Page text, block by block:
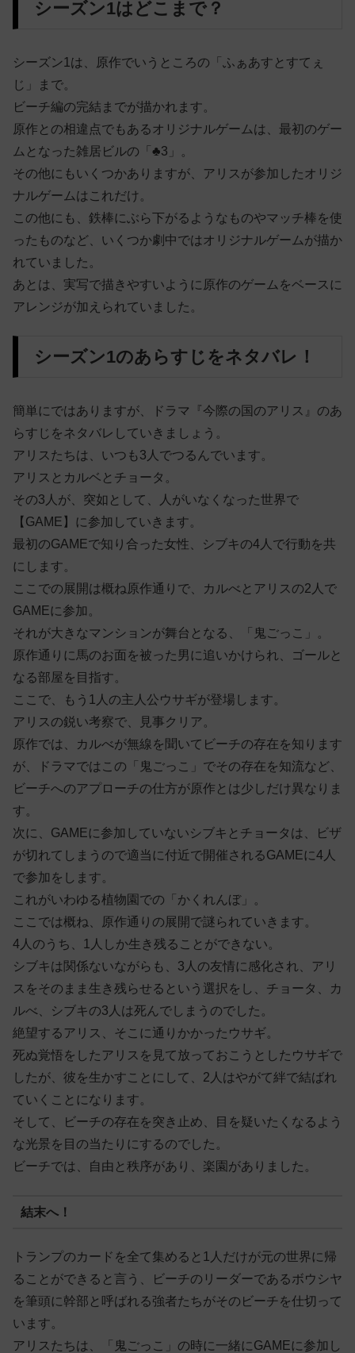
シーズン1はどこまで？
シーズン1は、原作でいうところの 「ふぁあすとすてぇ
じ」まで。
ビーチ編の完結までが描かれます。
原作との相違点でもあるオリジナルゲームは、最初のゲー
ムとなった雑居ビルの「 ♣3」。
その他にもいくつかありますが、アリスが参加したオリジ
ナルゲームはこれだけ。
この他にも、鉄棒にぶら下がるようなものやマッチ棒を使
ったものなど、いくつか劇中ではオリジナルゲームが描か
れていました。
あとは、実写で描きやすいように原作のゲームをベースに
アレンジが加えられていました。
シーズン1のあらすじをネタバレ！
簡単にではありますが、ドラマ『今際の国のアリス』のあ
らすじをネタバレしていきましょう。
アリスたちは、いつも3人でつるんでいます。
アリスとカルベとチョータ。
その3人が、突如として、人がいなくなった世界で
【GAME】に参加していきます。
最初のGAMEで知り合った女性、シブキの4人で行動を共
にします。
ここでの展開は概ね原作通りで、カルべとアリスの2人で
GAMEに参加。
それが大きなマンションが舞台となる、「鬼ごっこ」。
原作通りに馬のお面を被った男に追いかけられ、ゴールと
なる部屋を目指す。
ここで、もう1人の主人公ウサギが登場します。
アリスの鋭い考察で、見事クリア。
原作では、カルべが無線を聞いてビーチの存在を知ります
が、ドラマではこの「鬼ごっこ」でその存在を知流など、
ビーチへのアプローチの仕方が原作とは少しだけ異なりま
す。
次に、GAMEに参加していないシブキとチョータは、ビザ
が切れてしまうので適当に付近で開催されるGAMEに4人
で参加をします。
これがいわゆる植物園での「かくれんぼ」。
ここでは概ね、原作通りの展開で謎られていきます。
4人のうち、1人しか生き残ることができない。
シブキは関係ないながらも、3人の友情に感化され、アリ
スをそのまま生き残らせるという選択をし、チョータ、カ
ルべ、シブキの3人は死んでしまうのでした。
絶望するアリス、そこに通りかかったウサギ。
死ぬ覚悟をしたアリスを見て放っておこうとしたウサギで
したが、彼を生かすことにして、2人はやがて絆で結ばれ
ていくことになります。
そして、ビーチの存在を突き止め、目を疑いたくなるよう
な光景を目の当たりにするのでした。
ビーチでは、自由と秩序があり、楽園がありました。
結末へ！
トランプのカードを全て集めると1人だけが元の世界に帰
ることができると言う、ビーチのリーダーであるボウシヤ
を筆頭に幹部と呼ばれる強者たちがそのビーチを仕切って
います。
アリスたちは、「鬼ごっこ」の時に一緒にGAMEに参加し